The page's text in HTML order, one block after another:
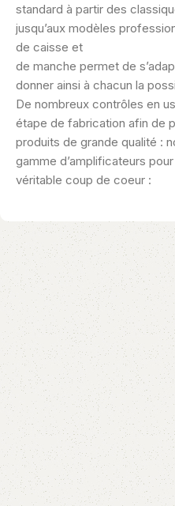
standard à partir des
jusqu’aux modèles
de caisse et
de manche permet de
donner ainsi à chacun la
De nombreux contrôles en
étape de fabrication afin de
produits de grande qualité :
gamme d’amplificateurs
véritable coup de coeur :